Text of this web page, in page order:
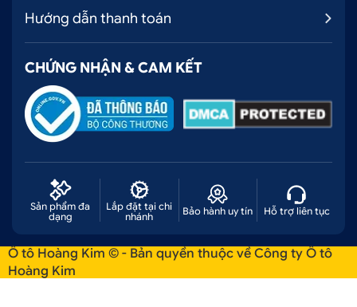
Hướng dẫn thanh toán
CHỨNG NHẬN & CAM KẾT
Sản phẩm đa
dạng
Lắp đặt tại chi
nhánh
Bảo hành uy tín Hỗ trợ liên tục
Ô tô Hoàng Kim © - Bản quyền thuộc về Công ty Ô tô
Hoàng Kim